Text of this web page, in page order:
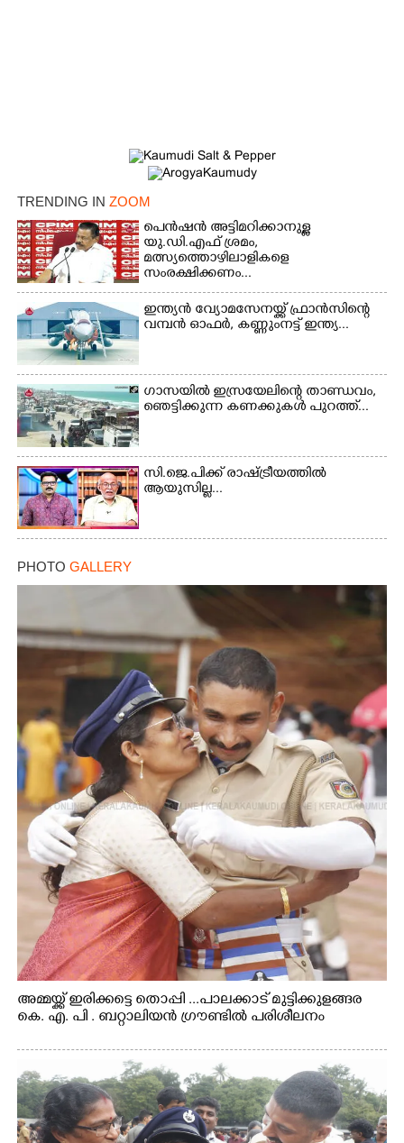
TRENDING IN ZOOM
പെൻഷൻ അട്ടിമറിക്കാനുള്ള
യു.ഡി.എഫ് ശ്രമം,
മത്സ്യത്തൊഴിലാളികളെ
സംരക്ഷിക്കണം...
ഇന്ത്യൻ വ്യോമസേനയ്ക്ക് ഫ്രാൻസിന്റെ
വമ്പൻ ഓഫർ, കണ്ണുംനട്ട് ഇന്ത്യ...
ഗാസയിൽ ഇസ്രയേലിന്റെ താണ്ഡവം,
ഞെട്ടിക്കുന്ന കണക്കുകൾ പുറത്ത്...
സി.ജെ.പിക്ക് രാഷ്ട്രീയത്തിൽ
ആയുസില്ല...
PHOTO GALLERY
അമ്മയ്ക്ക് ഇരിക്കട്ടെ തൊപ്പി ...പാലക്കാട് മുട്ടിക്കുളങ്ങര
കെ. എ. പി . ബറ്റാലിയൻ ഗ്രൗണ്ടിൽ പരിശീലനം
×
Share this link